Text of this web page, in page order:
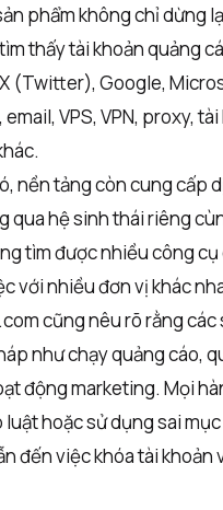
phẩm không chỉ dừng
thấy tài khoản quảng
(Twitter), Google,
email, VPS, VPN, proxy,
nền tảng còn cung cấp
qua hệ sinh thái riêng
tìm được nhiều công
với nhiều đơn vị khác
cũng nêu rõ rằng
như chạy quảng cáo,
động marketing. Mọi
hoặc sử dụng sai
đến việc khóa tài khoản